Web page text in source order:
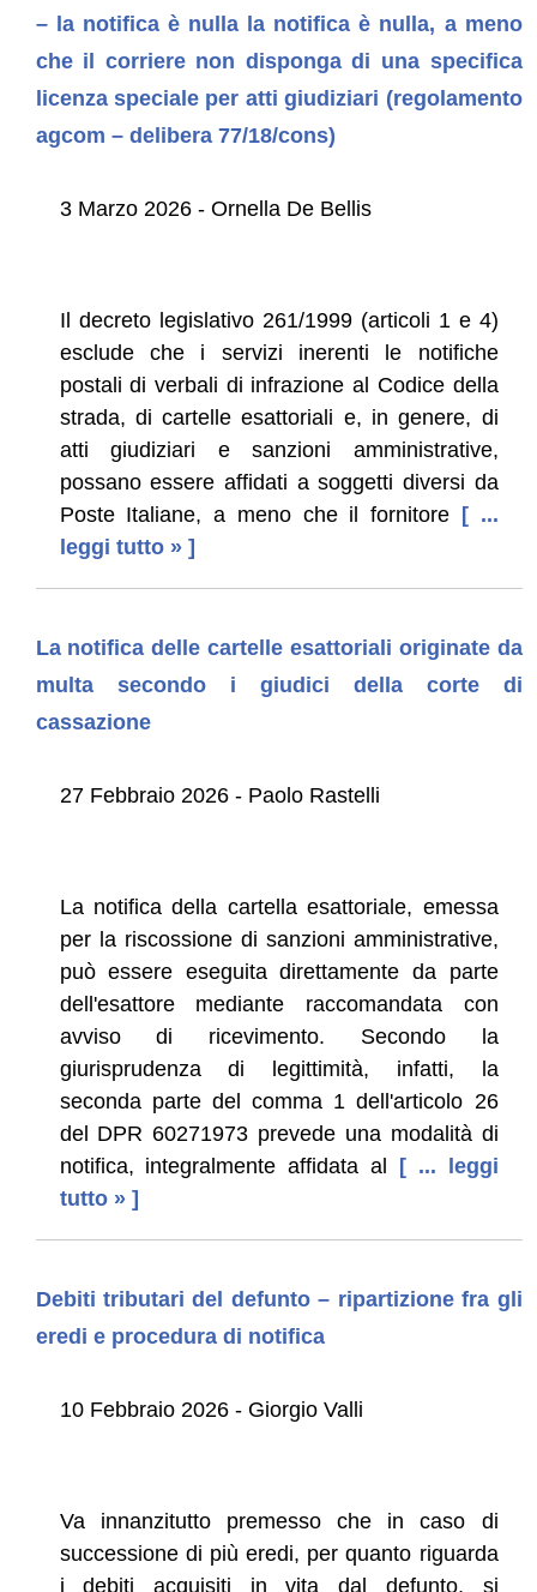
– la notifica è nulla la notifica è nulla, a meno
che il corriere non disponga di una specifica
licenza speciale per atti giudiziari (regolamento
agcom – delibera 77/18/cons)
3 Marzo 2026 - Ornella De Bellis
Il decreto legislativo 261/1999 (articoli 1 e 4)
esclude che i servizi inerenti le notifiche
postali di verbali di infrazione al Codice della
strada, di cartelle esattoriali e, in genere, di
atti giudiziari e sanzioni amministrative,
possano essere affidati a soggetti diversi da
Poste Italiane, a meno che il fornitore [ ...
leggi tutto » ]
La notifica delle cartelle esattoriali originate da
multa secondo i giudici della corte di
cassazione
27 Febbraio 2026 - Paolo Rastelli
La notifica della cartella esattoriale, emessa
per la riscossione di sanzioni amministrative,
può essere eseguita direttamente da parte
dell'esattore mediante raccomandata con
avviso di ricevimento. Secondo la
giurisprudenza di legittimità, infatti, la
seconda parte del comma 1 dell'articolo 26
del DPR 60271973 prevede una modalità di
notifica, integralmente affidata al [ ... leggi
tutto » ]
Debiti tributari del defunto – ripartizione fra gli
eredi e procedura di notifica
10 Febbraio 2026 - Giorgio Valli
Va innanzitutto premesso che in caso di
successione di più eredi, per quanto riguarda
i debiti acquisiti in vita dal defunto, si